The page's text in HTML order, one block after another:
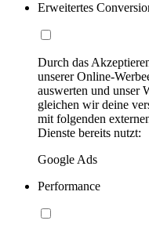
Erweitertes
Durch das
unserer Online-
auswerten und unser
gleichen wir deine
mit folgenden
Dienste bereits nutzt:
Google Ads
Performance